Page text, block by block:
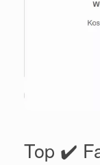
Top ✔️